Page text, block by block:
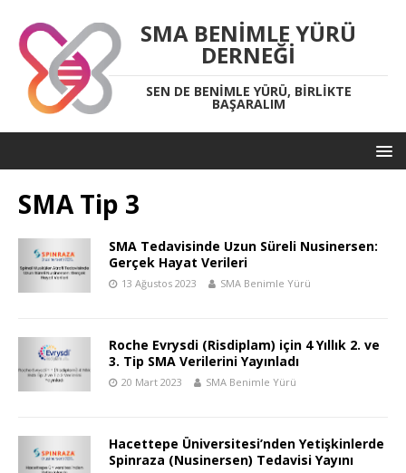
SMA BENIMLE YÜRÜ
DERNEĞI
SEN DE BENIMLE YÜRÜ, BIRLIKTE
BAŞARALIM
SMA Tip 3
SMA Tedavisinde Uzun Süreli Nusinersen:
Gerçek Hayat Verileri
13 Ağustos 2023 SMA Benimle Yürü
Roche Evrysdi (Risdiplam) için 4 Yıllık 2. ve
3. Tip SMA Verilerini Yayınladı
20 Mart 2023 SMA Benimle Yürü
Hacettepe Üniversitesi’nden Yetişkinlerde
Spinraza (Nusinersen) Tedavisi Yayını